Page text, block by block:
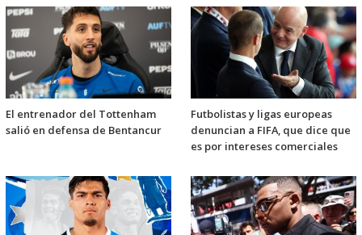
El entrenador del Tottenham
salió en defensa de Bentancur
Futbolistas y ligas europeas
denuncian a FIFA, que dice que
es por intereses comerciales